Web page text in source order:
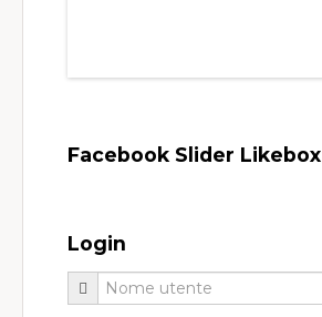
Facebook Slider Likebox
Login